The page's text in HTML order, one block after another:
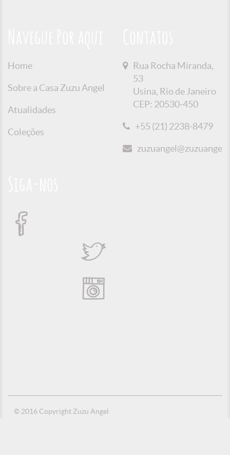
Home
Sobre a Casa Zuzu Angel
Atualidades
Coleções
Rua Rocha Miranda,
53
Usina, Rio de Janeiro
CEP: 20530-450
+55 (21) 2238-8479
© 2016 Copyright Zuzu Angel